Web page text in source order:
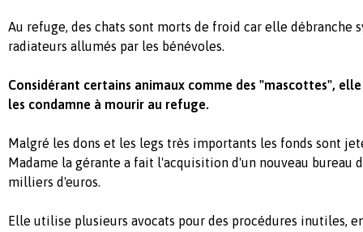
Au refuge, des chats sont morts de froid car elle débranche
radiateurs allumés par les bénévoles.
Considérant certains animaux comme des "mascottes",
les condamne à mourir au refuge.
Malgré les dons et les legs très importants les fonds sont
Madame la gérante a fait l'acquisition d'un nouveau bureau
milliers d'euros.
Elle utilise plusieurs avocats pour des procédures inutiles,